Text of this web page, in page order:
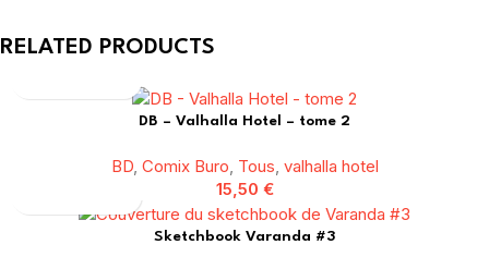
RELATED PRODUCTS
DB – Valhalla Hotel – tome 2
BD, Comix Buro, Tous, valhalla hotel
15,50 €
Sketchbook Varanda #3